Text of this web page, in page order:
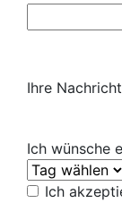
Ihre
Ich wünsche
Ich